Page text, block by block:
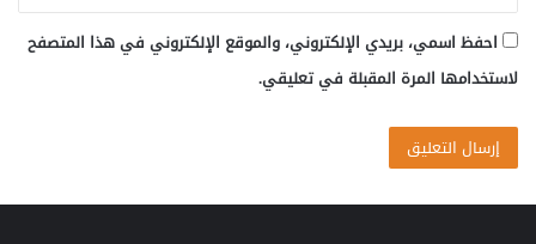
احفظ اسمي، بريدي الإلكتروني، والموقع الإلكتروني في هذا المتصفح
لاستخدامها المرة المقبلة في تعليقي.